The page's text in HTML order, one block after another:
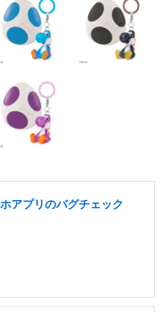
アプリのバグチェック